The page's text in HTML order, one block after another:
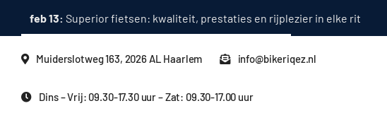
naar
inhoud
feb 13: Superior fietsen: kwaliteit, prestaties en rijplezier in elke rit
Muiderslotweg 163, 2026 AL Haarlem info@bikeriqez.nl
Dins – Vrij: 09.30-17.30 uur – Zat: 09.30-17.00 uur